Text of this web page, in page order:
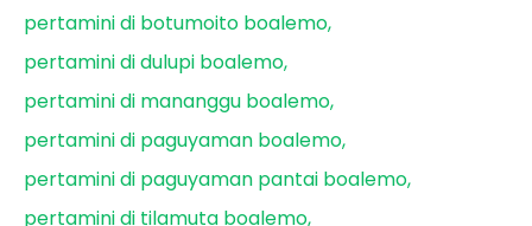
pertamini di botumoito boalemo
pertamini di dulupi boalemo
pertamini di mananggu boalemo
pertamini di paguyaman boalemo
pertamini di paguyaman pantai boalemo
pertamini di tilamuta boalemo